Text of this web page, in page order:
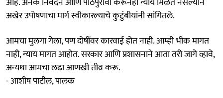
अखेर उपोषणाचा मार्ग स्वीकारल्याचे कुटुंबीयांनी सांगितले.
आमचा मुलगा गेला, पण दोषींवर कारवाई होत नाही. आम्ही भीक मागत
नाही, न्याय मागत आहोत. सरकार आणि प्रशासनाने आता तरी जागे व्हावे,
अन्यथा आमचा लढा आणखी तीव्र करू.
- आशीष पाटील, पालक